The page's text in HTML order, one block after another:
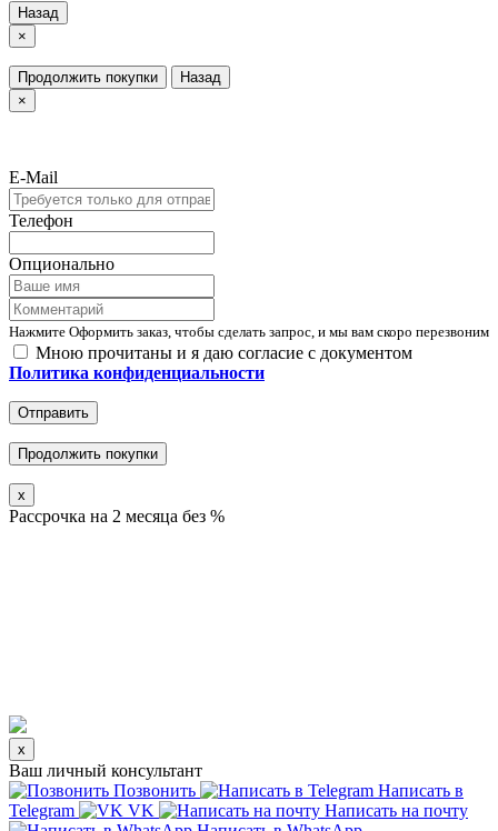
Назад
×
Продолжить покупки
Назад
×
E-Mail
Телефон
Опционально
Нажмите Оформить заказ, чтобы сделать запрос, и мы вам скоро перезвоним
Мною прочитаны и я даю согласие с документом
Политика конфиденциальности
Отправить
Продолжить покупки
x
Рассрочка на 2 месяца без %
x
Ваш личный консультант
Позвонить
Написать в
Telegram
VK
Написать на почту